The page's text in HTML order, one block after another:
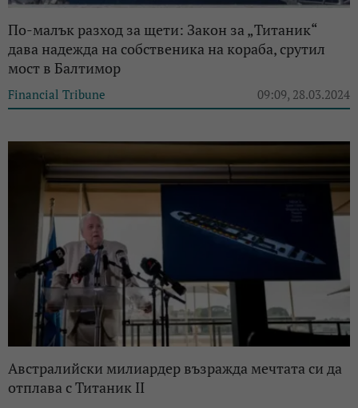
По-малък разход за щети: Закон за „Титаник“
дава надежда на собственика на кораба, срутил
мост в Балтимор
Financial Tribune 09:09, 28.03.2024
Австралийски милиардер възражда мечтата си да
отплава с Титаник II